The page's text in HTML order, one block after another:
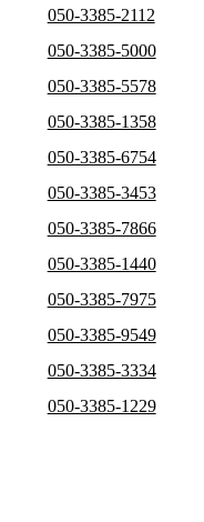
050-3385-2112
050-3385-5000
050-3385-5578
050-3385-1358
050-3385-6754
050-3385-3453
050-3385-7866
050-3385-1440
050-3385-7975
050-3385-9549
050-3385-3334
050-3385-1229